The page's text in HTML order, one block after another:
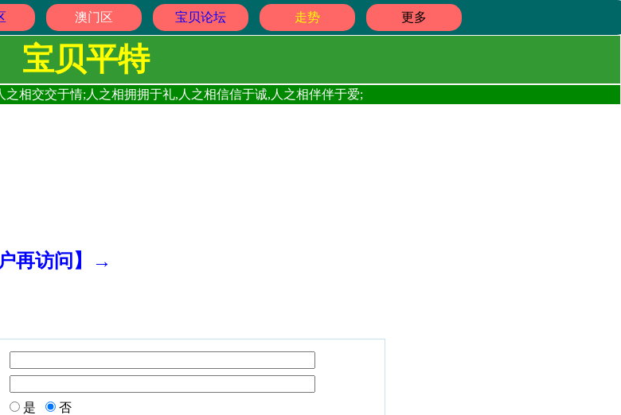
澳门区 宝贝论坛 走势 更多
宝贝平特
之相交交于情;人之相拥拥于礼,人之相信信于诚,人之相伴伴于爱;
再访问】→
是 否